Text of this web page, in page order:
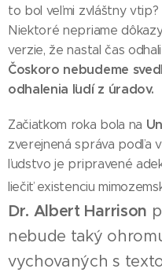
to bol veľmi zvláštny
Niektoré nepriame
verzie, že nastal čas
Čoskoro nebudeme
odhalenia ľudí z úradov.
Začiatkom roka bola na
zverejnená správa podľa
ľudstvo je pripravené
liečiť existenciu
Dr. Albert Harrison
nebude taký
vychovaných s